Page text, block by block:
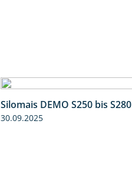
Silomais DEMO S250 bis S280
30.09.2025